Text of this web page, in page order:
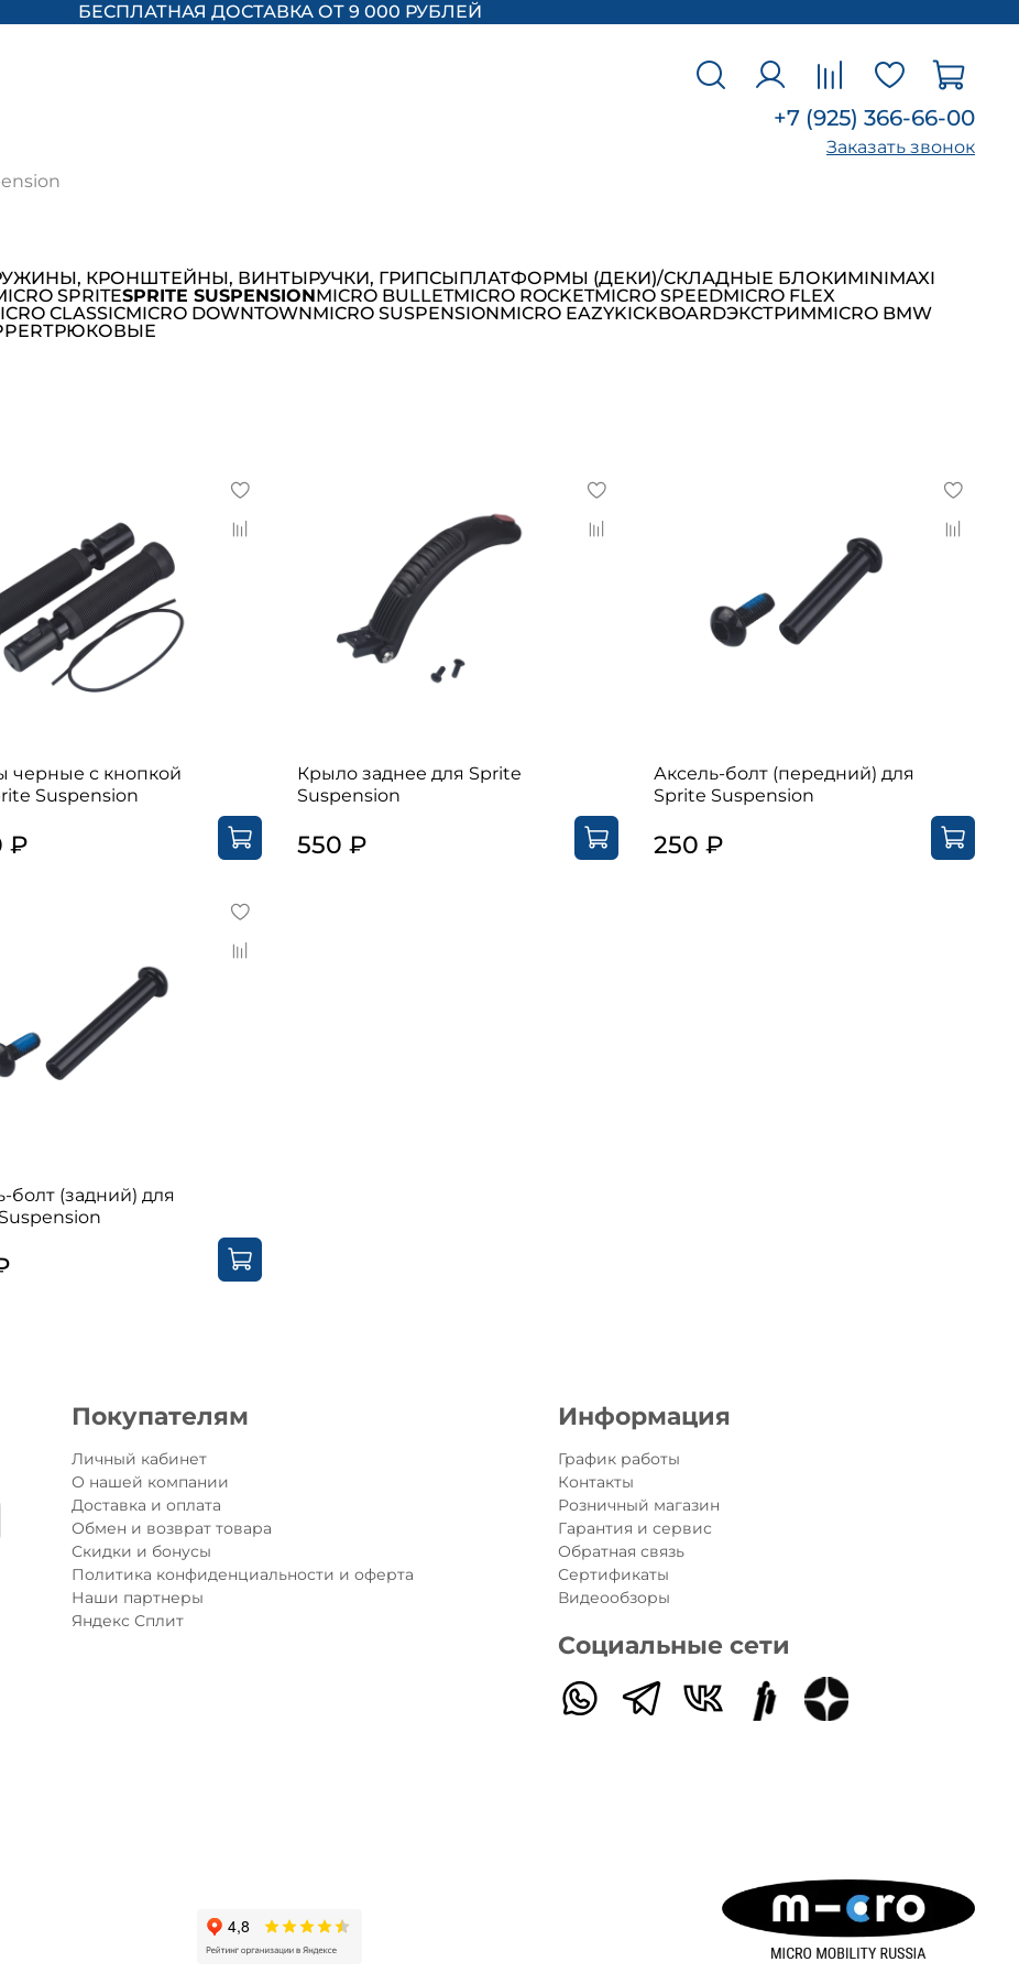
БЕСПЛАТНАЯ ДОСТАВКА ОТ 9 000 РУБЛЕЙ
+7 (925) 366-66-00
Заказать звонок
КРОНШТЕЙНЫ, ВИНТЫРУЧКИ, ГРИПСЫПЛАТФОРМЫ (ДЕКИ)/СКЛАДНЫЕ БЛОКИMINIMAXI
SPRITESPRITE SUSPENSIONMICRO BULLETMICRO ROCKETMICRO SPEEDMICRO FLEX
CLASSICMICRO DOWNTOWNMICRO SUSPENSIONMICRO EAZYKICKBOARDЭКСТРИМMICRO BMW
ТРЮКОВЫЕ
черные с кнопкой
Suspension
₽
Крыло заднее для Sprite
Suspension
550 ₽
Аксель-болт (передний) для
Sprite Suspension
250 ₽
болт (задний) для
Покупателям
Личный кабинет
О нашей компании
Доставка и оплата
Обмен и возврат товара
Скидки и бонусы
Политика конфиденциальности и оферта
Наши партнеры
Яндекс Сплит
Информация
График работы
Контакты
Розничный магазин
Гарантия и сервис
Обратная связь
Сертификаты
Видеообзоры
Социальные сети